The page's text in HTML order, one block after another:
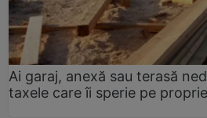
Ai garaj, anexă sau terasă
taxele care îi sperie pe